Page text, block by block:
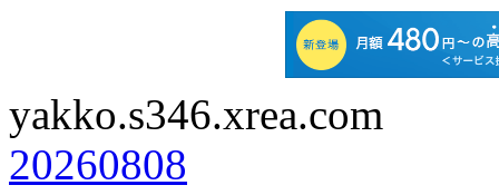
yakko.s346.xrea.com
20260808